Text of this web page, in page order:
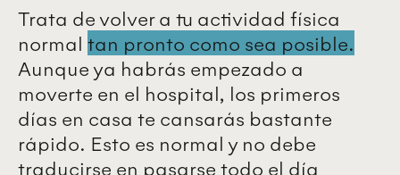
Trata de volver a tu actividad física
normal tan pronto como sea posible.
Aunque ya habrás empezado a
moverte en el hospital, los primeros
días en casa te cansarás bastante
rápido. Esto es normal y no debe
traducirse en pasarse todo el día